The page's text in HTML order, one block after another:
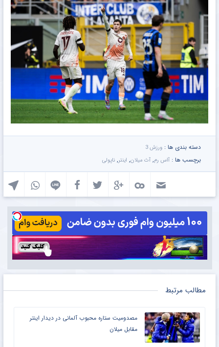
دسته بندی ها : ورزش 3
برچسب ها : آاس رم, آث میلان, اینتر, ناپولی
مطالب مرتبط
مصدومیت ستاره محبوب آلمانی در دیدار اینتر
مقابل میلان